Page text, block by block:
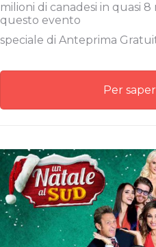
milioni di canadesi in quasi
questo evento
speciale di Anteprima
Per